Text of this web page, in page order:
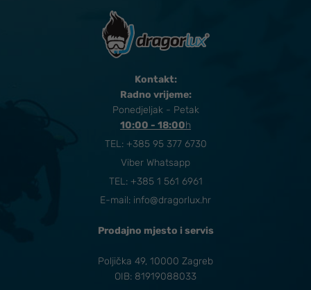
Kontakt:
Radno vrijeme:
Ponedjeljak - Petak
10:00 - 18:00​h
TEL: +385 95 377 6730
Viber Whatsapp
TEL: +385 1 561 6961
E-mail: info@dragorlux.hr
Prodajno mjesto i servis
Poljička 49, 10000 Zagreb
OIB: 81919088033